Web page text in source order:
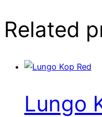
Related
Lungo